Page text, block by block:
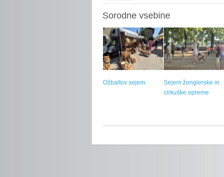
Sorodne vsebine
Ožbaltov sejem
Sejem žonglerske in
cirkuške opreme